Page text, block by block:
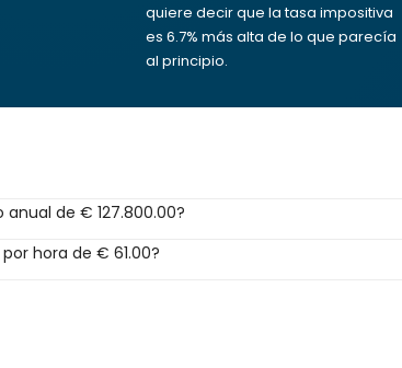
quiere decir que la tasa impositiva
es 6.7% más alta de lo que parecía
al principio.
de € 127.800.00?
hora de € 61.00?